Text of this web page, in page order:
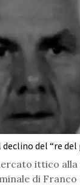
declino del “re
ittico
di Franco